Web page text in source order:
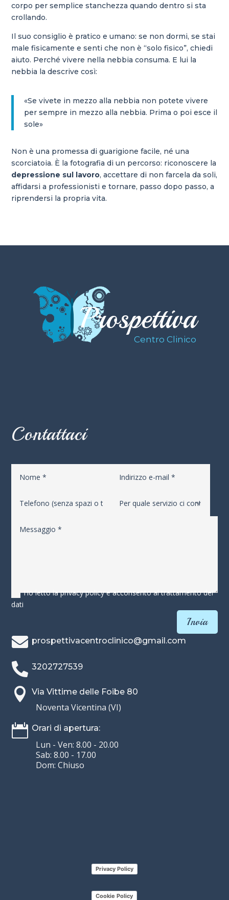
corpo per semplice stanchezza quando dentro si sta
crollando.
Il suo consiglio è pratico e umano: se non dormi, se stai
male fisicamente e senti che non è “solo fisico”, chiedi
aiuto. Perché vivere nella nebbia consuma. E lui la
nebbia la descrive così:
«Se vivete in mezzo alla nebbia non potete vivere
per sempre in mezzo alla nebbia. Prima o poi esce il
sole»
Non è una promessa di guarigione facile, né una
scorciatoia. È la fotografia di un percorso: riconoscere la
depressione sul lavoro, accettare di non farcela da soli,
affidarsi a professionisti e tornare, passo dopo passo, a
riprendersi la propria vita.
Prospettiva
Centro Clinico
Contattaci
 prospettivacentroclinico@gmail.com
 3202727539
 Via Vittime delle Foibe 80
Noventa Vicentina (VI)
 Orari di apertura:
Lun - Ven: 8.00 - 20.00
Sab: 8.00 - 17.00
Dom: Chiuso
Ho letto la privacy policy e acconsento al trattamento dei
dati
Invia
Privacy Policy
Cookie Policy